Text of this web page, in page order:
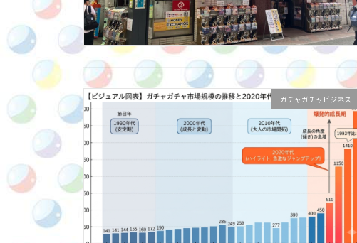
ガチャガチャビジネス